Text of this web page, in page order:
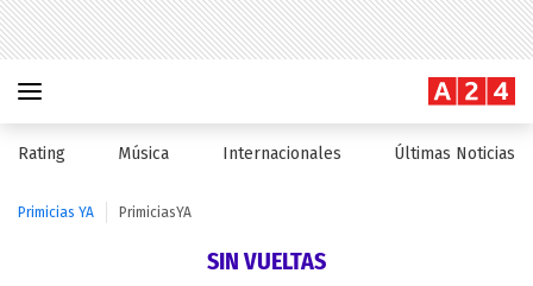
Rating Música Internacionales Últimas Noticias
Primicias YA PrimiciasYA
SIN VUELTAS